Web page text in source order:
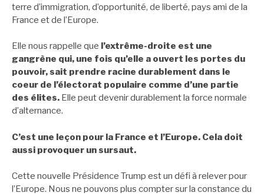
terre d’immigration, d’opportunité, de liberté, pays ami de la
France et de l’Europe.
Elle nous rappelle que l’extrême-droite est une
gangrène qui, une fois qu’elle a ouvert les portes du
pouvoir, sait prendre racine durablement dans le
coeur de l’électorat populaire comme d’une partie
des élites. Elle peut devenir durablement la force normale
d’alternance.
C’est une leçon pour la France et l’Europe. Cela doit
aussi provoquer un sursaut.
Cette nouvelle Présidence Trump est un défi à relever pour
l’Europe. Nous ne pouvons plus compter sur la constance du